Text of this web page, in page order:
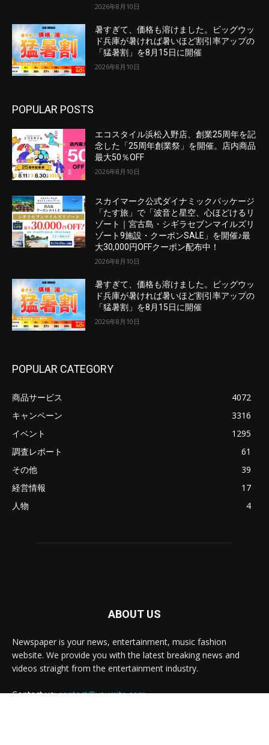
2026年8月10日
暑すぎて、価格も溶けました。ビッグウッ
ド兵庫が暑ければ暑いほど割引率アップの
「猛暑割」を8月15日に開催
2026年8月10日
POPULAR POSTS
エコスタイル浜松入野店、創業25周年を記
念した「25周年創業祭」を開催。店内商品
最大50％OFF
2026年8月10日
スカイマーク公式ダイナミックパッケージ
「たす旅」で「波音と星空、心ほどけるリ
ゾート｜宮古島・シギラセブンマイルズリ
ゾート9施設・クーポンSALE」を開催♪最
大30,000円OFFクーポン配布中！
2026年8月10日
暑すぎて、価格も溶けました。ビッグウッ
ド兵庫が暑ければ暑いほど割引率アップの
「猛暑割」を8月15日に開催
2026年8月10日
POPULAR CATEGORY
商品サービス
4072
キャンペーン
3316
イベント
1295
調査レポート
61
その他
39
経営情報
17
人物
4
ABOUT US
Newspaper is your news, entertainment, music fashion
website. We provide you with the latest breaking news and
videos straight from the entertainment industry.
Contact us:contact@yoursite.com